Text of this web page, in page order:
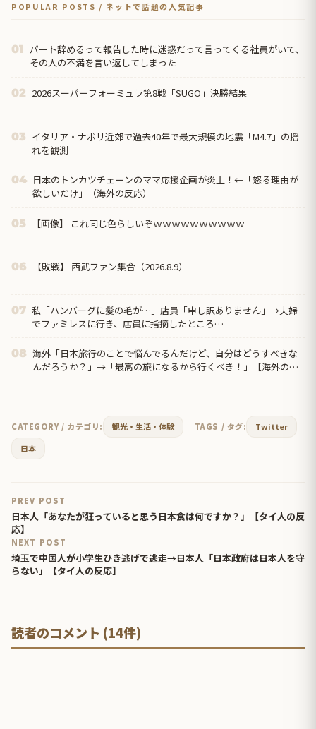
POPULAR POSTS / ネットで話題の人気記事
01 パート辞めるって報告した時に迷惑だって言ってくる社員がいて、
その人の不満を言い返してしまった
02 2026スーパーフォーミュラ第8戦「SUGO」決勝結果
03 イタリア・ナポリ近郊で過去40年で最大規模の地震「M4.7」の揺
れを観測
04 日本のトンカツチェーンのママ応援企画が炎上！←「怒る理由が
欲しいだけ」（海外の反応）
05 【画像】 これ同じ色らしいぞｗｗｗｗｗｗｗｗｗｗ
06 【敗戦】 西武ファン集合（2026.8.9）
07 私「ハンバーグに髪の毛が…」店員「申し訳ありません」→夫婦
でファミレスに行き、店員に指摘したところ…
08 海外「日本旅行のことで悩んでるんだけど、自分はどうすべきな
んだろうか？」→「最高の旅になるから行くべき！」【海外の反
CATEGORY / カテゴリ: 観光・生活・体験 TAGS / タグ:
Twitter
日本
PREV POST
日本人「あなたが狂っていると思う日本食は何ですか？」【タイ人の反
応】
NEXT POST
埼玉で中国人が小学生ひき逃げで逃走→日本人「日本政府は日本人を守
らない」【タイ人の反応】
読者のコメント (14件)